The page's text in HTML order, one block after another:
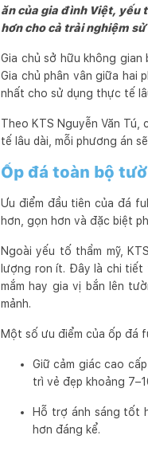
Cuối cùng, chúng tôi
hài lòng, đầy niềm vui và
ăn của gia đình Việt, yếu
hơn cho cả trải nghiệm
Gia chủ sở hữu không
Gia chủ phân vân giữa hai
nhất cho sử dụng thực tế
Theo KTS Nguyễn Văn
tế lâu dài, mỗi phương án
Ốp đá toàn bộ
Ưu điểm đầu tiên của đá
hơn, gọn hơn và đặc biệt
Ngoài yếu tố thẩm mỹ,
lượng ron ít. Đây là chi tiết
mắm hay gia vị bắn lên
mảnh.
Một số ưu điểm của ốp đá
Giữ cảm giác cao
trì vẻ đẹp khoảng
Hỗ trợ ánh sáng tốt
hơn đáng kể.